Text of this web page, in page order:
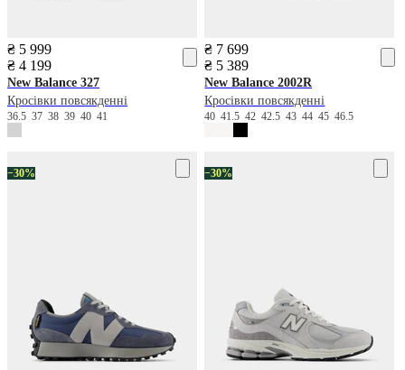
₴ 5 999
₴ 4 199
New Balance 327
Кросівки повсякденні
36.5 37 38 39 40 41
₴ 7 699
₴ 5 389
New Balance 2002R
Кросівки повсякденні
4041.54242.543444546.5
−30% −30%